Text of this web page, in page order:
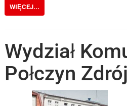
WIĘCEJ...
Wydział
Połczyn Zdrój